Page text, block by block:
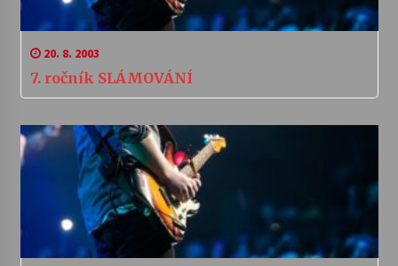
20. 8. 2003
7. ročník SLÁMOVÁNÍ